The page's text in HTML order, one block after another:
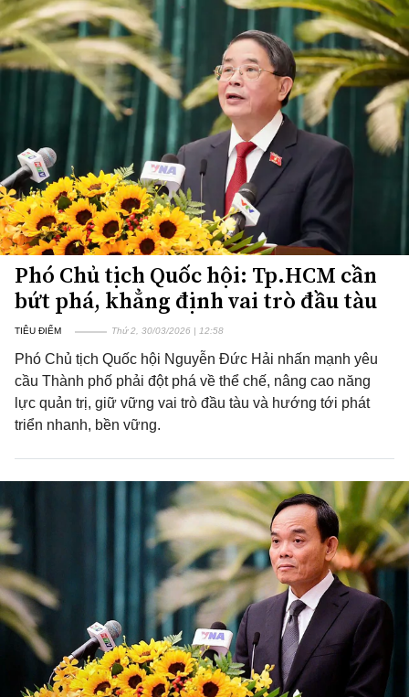
Phó Chủ tịch Quốc hội: Tp.HCM cần
bứt phá, khẳng định vai trò đầu tàu
TIÊU ĐIỂM Thứ 2, 30/03/2026 | 12:58
Phó Chủ tịch Quốc hội Nguyễn Đức Hải nhấn mạnh yêu
cầu Thành phố phải đột phá về thể chế, nâng cao năng
lực quản trị, giữ vững vai trò đầu tàu và hướng tới phát
triển nhanh, bền vững.